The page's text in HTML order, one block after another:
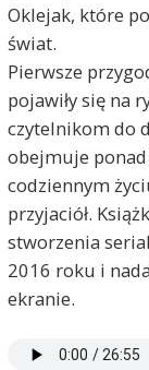
Oklejak, które
świat.
Pierwsze
pojawiły się na
czytelnikom do
obejmuje
codziennym
przyjaciół.
stworzenia
2016 roku i
ekranie.